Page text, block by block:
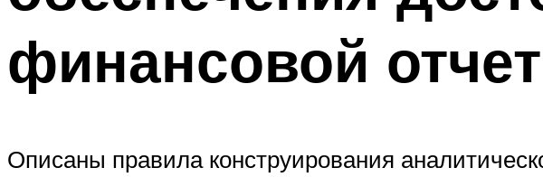
финансовой
Описаны правила конструирования